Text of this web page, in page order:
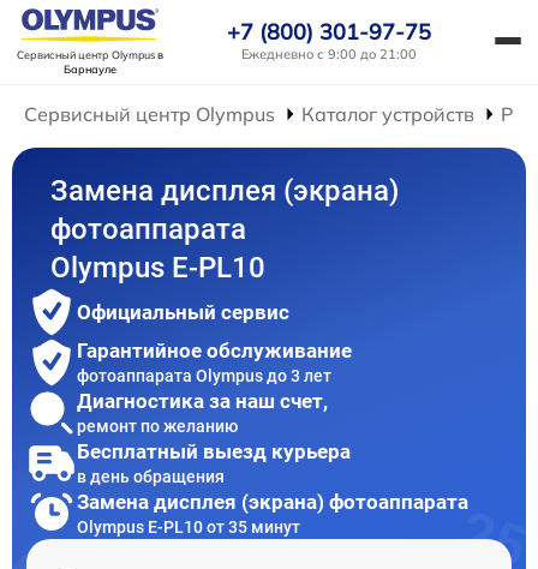
Сервисный центр Olympusв
Барнауле
+7 (800) 301-97-75
Ежедневно с 9:00 до 21:00
Сервисный центр Olympus Каталог устройств
Замена дисплея (экрана)
фотоаппарата
Olympus E‑PL10
Официальный сервис
Гарантийное обслуживание
фотоаппарата Olympus до 3 лет
Диагностика за наш счет,
ремонт по желанию
Бесплатный выезд курьера
в день обращения
Замена дисплея (экрана) фотоаппарата
Olympus E‑PL10 от 35 минут